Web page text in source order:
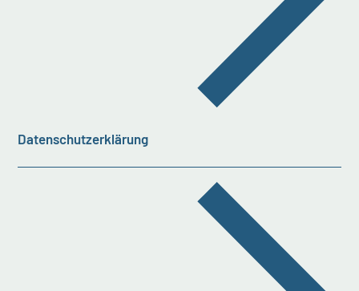
Datenschutzerklärung